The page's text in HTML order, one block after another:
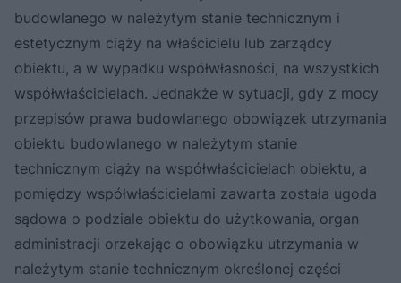
budowlanego w należytym stanie technicznym i
estetycznym ciąży na właścicielu lub zarządcy
obiektu, a w wypadku współwłasności, na wszystkich
współwłaścicielach. Jednakże w sytuacji, gdy z mocy
przepisów prawa budowlanego obowiązek utrzymania
obiektu budowlanego w należytym stanie
technicznym ciąży na współwłaścicielach obiektu, a
pomiędzy współwłaścicielami zawarta została ugoda
sądowa o podziale obiektu do użytkowania, organ
administracji orzekając o obowiązku utrzymania w
należytym stanie technicznym określonej części